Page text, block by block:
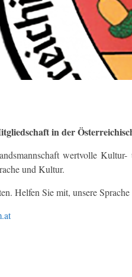
in der
wertvolle
und Kultur.
Helfen Sie mit, unsere